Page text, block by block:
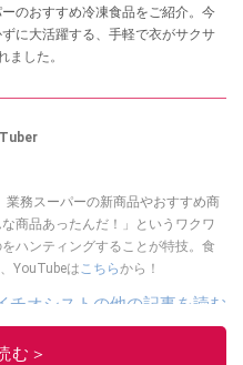
のおすすめ冷凍食品をご紹介。今
に大活躍する、手軽で衣がサクサ
ました。
務スーパーの新商品やおすすめ商
商品あったんだ！」というワクワ
ハンティングすることが特技。食
、YouTubeはこちらから！
チオシストの他の記事を読む
む＞